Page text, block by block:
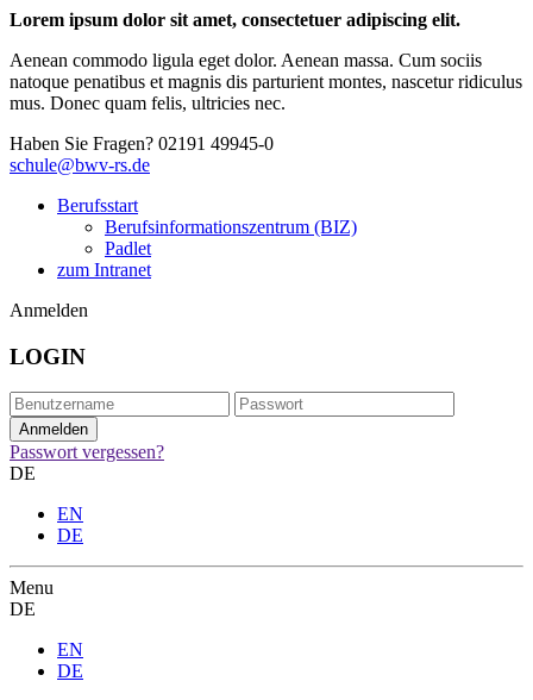
Lorem ipsum dolor sit amet, consectetuer adipiscing elit.
Aenean commodo ligula eget dolor. Aenean massa. Cum sociis
natoque penatibus et magnis dis parturient montes, nascetur ridiculus
mus. Donec quam felis, ultricies nec.
Haben Sie Fragen? 02191 49945-0
schule@bwv-rs.de
Berufsstart
Berufsinformationszentrum (BIZ)
Padlet
zum Intranet
Anmelden
LOGIN
Passwort vergessen?
DE
EN
DE
Menu
DE
EN
DE